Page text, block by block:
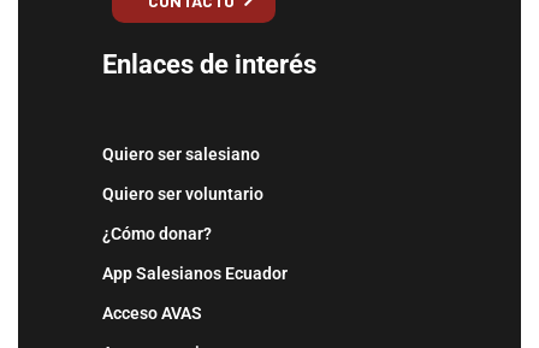
Enlaces de interés
Quiero ser salesiano
Quiero ser voluntario
¿Cómo donar?
App Salesianos Ecuador
Acceso AVAS